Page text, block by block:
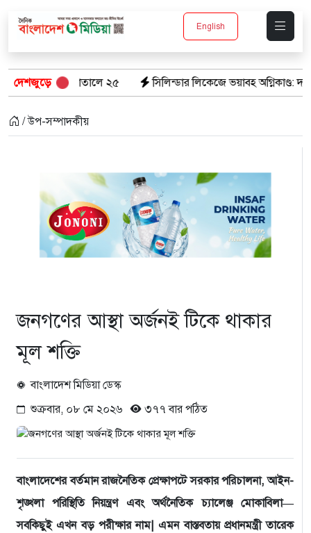
English
দেশজুড়ে২৫ সিলিন্ডার লিকেজে ভয়াবহ অগ্নিকাণ্ড: দগ্ধ ৩ জনের
/ উপ-সম্পাদকীয়
জনগণের আস্থা অর্জনই টিকে থাকার
মূল শক্তি
বাংলাদেশ মিডিয়া ডেস্ক
শুক্রবার, ০৮ মে ২০২৬
৩৭৭ বার পঠিত
বাংলাদেশের বর্তমান রাজনৈতিক প্রেক্ষাপটে সরকার পরিচালনা, আইন-
শৃঙ্খলা পরিস্থিতি নিয়ন্ত্রণ এবং অর্থনৈতিক চ্যালেঞ্জ মোকাবিলা—
সবকিছুই এখন বড় পরীক্ষার নাম| এমন বাস্তবতায় প্রধানমন্ত্রী তারেক